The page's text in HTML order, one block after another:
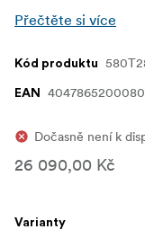
Přečtěte si více
Kód produktu
EAN 4047865200080
Dočasně není k
26 090,00 Kč
Varianty